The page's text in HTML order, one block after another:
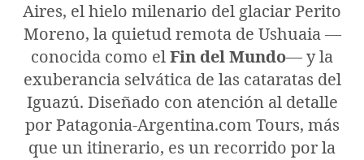
Aires, el hielo milenario del glaciar Perito
Moreno, la quietud remota de Ushuaia —
conocida como el Fin del Mundo— y la
exuberancia selvática de las cataratas del
Iguazú. Diseñado con atención al detalle
por Patagonia-Argentina.com Tours, más
que un itinerario, es un recorrido por la